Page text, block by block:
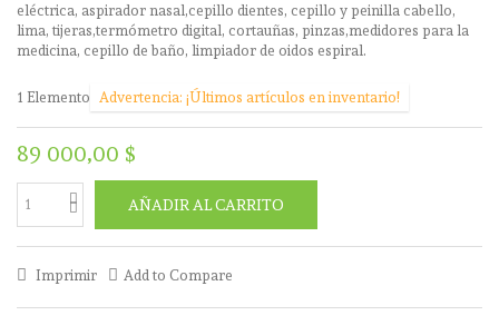
eléctrica, aspirador nasal,cepillo dientes, cepillo y peinilla cabello,
lima, tijeras,termómetro digital, cortauñas, pinzas,medidores para la
medicina, cepillo de baño, limpiador de oidos espiral.
1 Elemento Advertencia: ¡Últimos artículos en inventario!
89 000,00 $
AÑADIR AL CARRITO
Imprimir Add to Compare